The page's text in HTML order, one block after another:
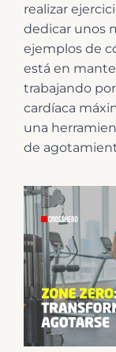
realizar
dedicar unos
ejemplos de
está en
trabajando
cardíaca
una
de